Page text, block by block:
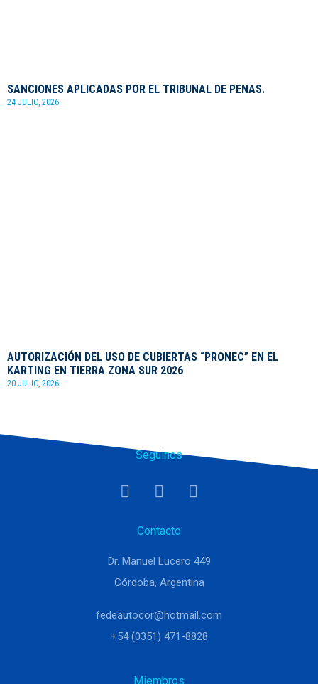
SANCIONES APLICADAS POR EL TRIBUNAL DE PENAS.
24 JULIO, 2026
AUTORIZACIÓN DEL USO DE CUBIERTAS “PRONEC” EN EL
KARTING EN TIERRA ZONA SUR 2026
20 JULIO, 2026
Seguinos
Contacto
Dr. Manuel Lucero 449
Córdoba, Argentina
fedeautocor@hotmail.com
+54 (0351) 471-8828
Miembros